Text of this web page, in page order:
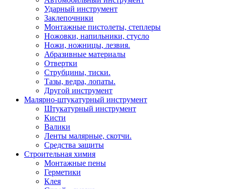
Ударный инструмент
Заклепочники
Монтажные пистолеты, степлеры
Ножовки, напильники, стусло
Ножи, ножницы, лезвия.
Абразивные материалы
Отвертки
Cтрубцины, тиски.
Тазы, ведра, лопаты.
Другой инструмент
Малярно-штукатурный инструмент
Штукатурный инструмент
Кисти
Валики
Ленты малярные, скотчи.
Средства защиты
Строительная химия
Монтажные пены
Герметики
Клея